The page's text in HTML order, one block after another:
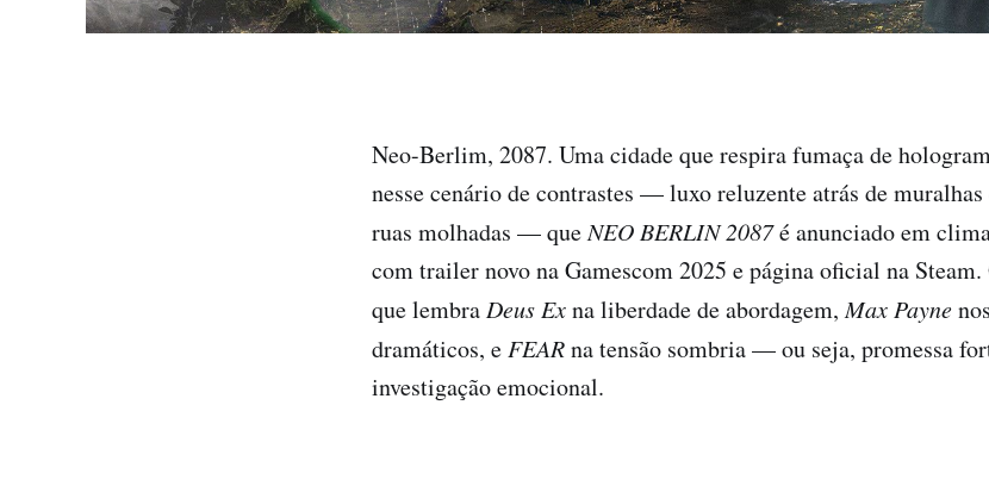
Neo-Berlim, 2087. Uma cidade que respira fumaça de
nesse cenário de contrastes — luxo reluzente atrás de
ruas molhadas — queNEO BERLIN 2087é anunciado em
com trailer novo na Gamescom 2025 e página oficial na
que lembra Deus Exna liberdade de abordagem,Max Payne
dramáticos, e FEARna tensão sombria — ou seja, promessa
investigação emocional.